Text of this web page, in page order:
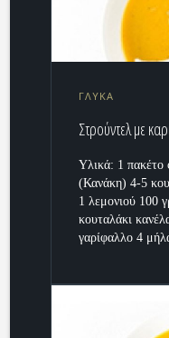
ΓΛΥΚΑ
Στρούντελ με
Υλικά: 1 πακέτο
(Κανάκη) 4-5
1 λεμονιού 100
κουταλάκι
γαρίφαλλο 4